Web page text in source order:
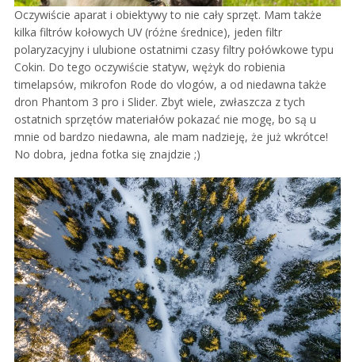
Oczywiście aparat i obiektywy to nie cały sprzęt. Mam także
kilka filtrów kołowych UV (różne średnice), jeden filtr
polaryzacyjny i ulubione ostatnimi czasy filtry połówkowe typu
Cokin. Do tego oczywiście statyw, wężyk do robienia
timelapsów, mikrofon Rode do vlogów, a od niedawna także
dron Phantom 3 pro i Slider. Zbyt wiele, zwłaszcza z tych
ostatnich sprzętów materiałów pokazać nie mogę, bo są u
mnie od bardzo niedawna, ale mam nadzieję, że już wkrótce!
No dobra, jedna fotka się znajdzie ;)